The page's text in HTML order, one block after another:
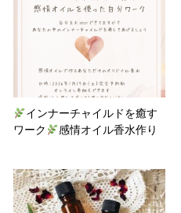
インナーチャイルドを癒す
ワーク
感情オイル香水作り